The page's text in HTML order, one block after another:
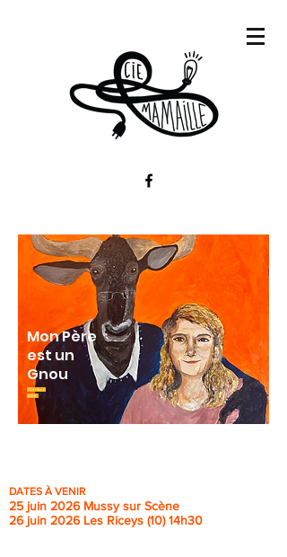
Mon Père
est un
Gnou
Création
2026
DATES À VENIR
25 juin 2026 Mussy sur Scène
26 juin 2026 Les Riceys (10) 14h30